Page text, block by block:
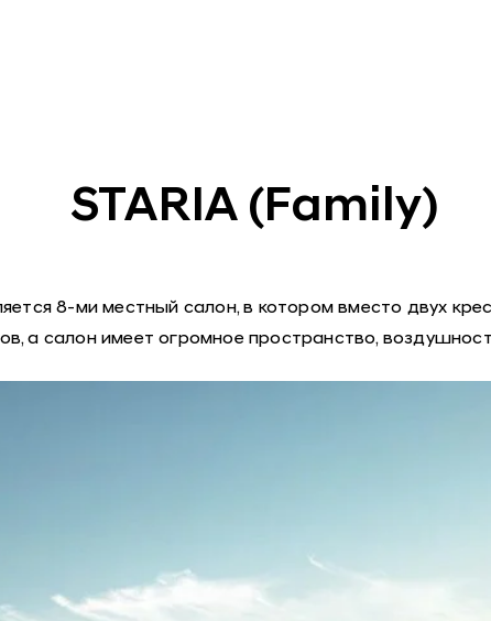
STARIA (Family)
8-ми местный салон, в котором вместо двух
а салон имеет огромное пространство,